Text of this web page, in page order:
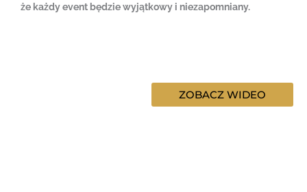
że każdy event będzie wyjątkowy i niezapomniany.
ZOBACZ WIDEO